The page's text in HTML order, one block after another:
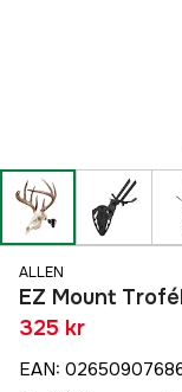
ALLEN
EZ Mount
325 kr
EAN: